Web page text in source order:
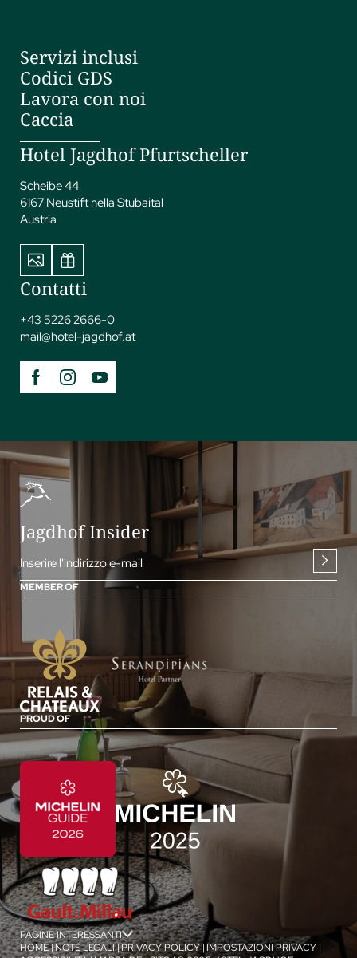
jSPA
Servizi inclusi
Codici GDS
Lavora con noi
Caccia
Hotel Jagdhof Pfurtscheller
Scheibe 44
6167 Neustift nella Stubaital
Austria
Contatti
+43 5226 2666-0
mail@hotel-jagdhof.at
Jagdhof Insider
Inserire l'indirizzo e-mail
MEMBER OF
PROUD OF
PAGINE INTERESSANTI
HOME|NOTE LEGALI|PRIVACY POLICY|IMPOSTAZIONI PRIVACY |